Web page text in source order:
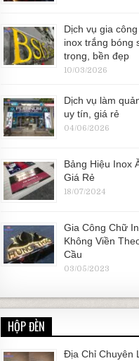
Dịch vụ gia
inox trắng bóng
trọng, bền đẹp
10/03/2026
Dịch vụ làm
uy tín, giá rẻ
04/06/2026
Bảng Hiệu Inox
Giá Rẻ
18/07/2024
Gia Công Chữ
Không Viền
Cầu
03/05/2023
HỘP ĐÈN
Địa Chỉ Chuyên